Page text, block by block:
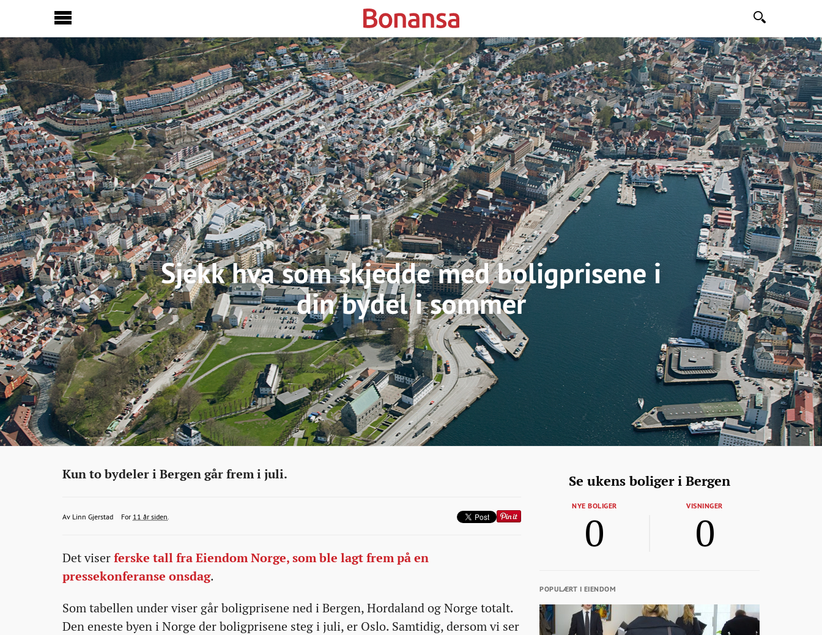
Søk
Sjekk hva som skjedde med boligprisene i
din bydel i sommer
Eiendom
http://bonansa.no/artikkel/sjekk-
boligprisene-
i-
din-
bydel-
Kun to bydeler i Bergen går frem i juli.
Av Linn Gjerstadlinn.gjerstad@bt.no
2015-
05T11:48:55+00:00
2015-
05T11:48:55+00:00
2015-
05T17:45:21+00:00
For 11 år siden.
Det viserferske tall fra Eiendom Norge, som ble lagt frem på en
pressekonferanse onsdag.
Som tabellen under viser går boligprisene ned i Bergen, Hordaland og Norge totalt.
Den eneste byen i Norge der boligprisene steg i juli, er Oslo. Samtidig, dersom vi ser
Se ukens boliger i Bergen
NYE BOLIGER
0
VISNINGER
0
POPULÆRT I EIENDOM